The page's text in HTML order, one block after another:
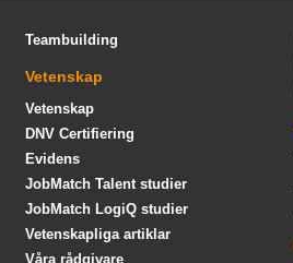
Teambuilding
Vetenskap
Vetenskap
DNV Certifiering
Evidens
JobMatch Talent studier
JobMatch LogiQ studier
Vetenskapliga artiklar
Våra rådgivare